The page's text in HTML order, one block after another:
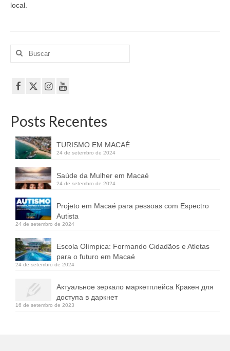
local.
Buscar
Posts Recentes
TURISMO EM MACAÉ
24 de setembro de 2024
Saúde da Mulher em Macaé
24 de setembro de 2024
Projeto em Macaé para pessoas com Espectro
Autista
24 de setembro de 2024
Escola Olímpica: Formando Cidadãos e Atletas
para o futuro em Macaé
24 de setembro de 2024
Актуальное зеркало маркетплейса Кракен для
доступа в даркнет
16 de setembro de 2023